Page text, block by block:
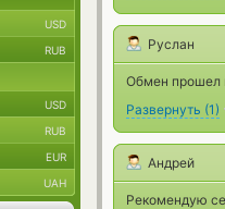
Руслан
Обмен прошел
Развернуть (1)
Андрей
Рекомендую
USD
RUB
USD
RUB
EUR
UAH